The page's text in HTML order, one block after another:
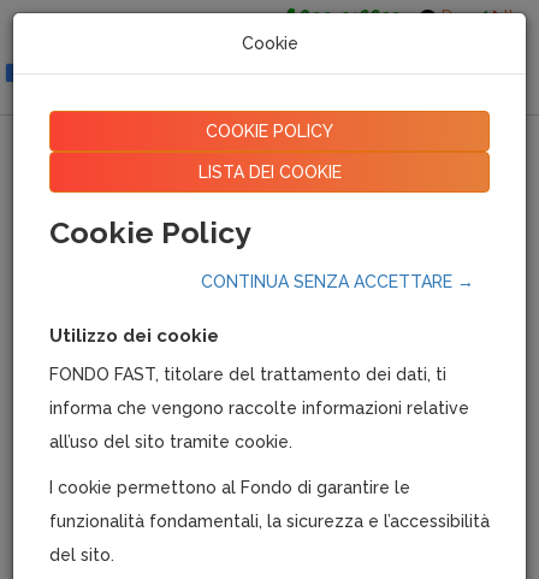
800-016639 De It
AREA AZIENDE
Cookie
COOKIE POLICY
LISTA DEI COOKIE
Cookie Policy
CONTINUA SENZA ACCETTARE →
Utilizzo dei cookie
FONDO FAST, titolare del trattamento dei dati, ti
informa che vengono raccolte informazioni relative
all’uso del sito tramite cookie.
I cookie permettono al Fondo di garantire le
funzionalità fondamentali, la sicurezza e l’accessibilità
del sito.